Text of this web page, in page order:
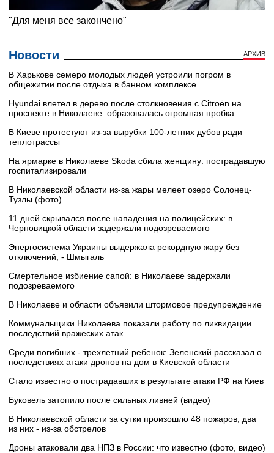
Новости АРХИВ
В Харькове семеро молодых людей устроили погром в
общежитии после отдыха в банном комплексе
Hyundai влетел в дерево после столкновения с Citroën на
проспекте в Николаеве: образовалась огромная пробка
В Киеве протестуют из-за вырубки 100-летних дубов ради
теплотрассы
На ярмарке в Николаеве Skoda сбила женщину: пострадавшую
госпитализировали
В Николаевской области из-за жары мелеет озеро Солонец-
Тузлы (фото)
11 дней скрывался после нападения на полицейских: в
Черновицкой области задержали подозреваемого
Энергосистема Украины выдержала рекордную жару без
отключений, - Шмыгаль
Смертельное избиение сапой: в Николаеве задержали
подозреваемого
В Николаеве и области объявили штормовое предупреждение
Коммунальщики Николаева показали работу по ликвидации
последствий вражеских атак
Среди погибших - трехлетний ребенок: Зеленский рассказал о
последствиях атаки дронов на дом в Киевской области
Стало известно о пострадавших в результате атаки РФ на Киев
Буковель затопило после сильных ливней (видео)
В Николаевской области за сутки произошло 48 пожаров, два
из них - из-за обстрелов
Дроны атаковали два НПЗ в России: что известно (фото, видео)